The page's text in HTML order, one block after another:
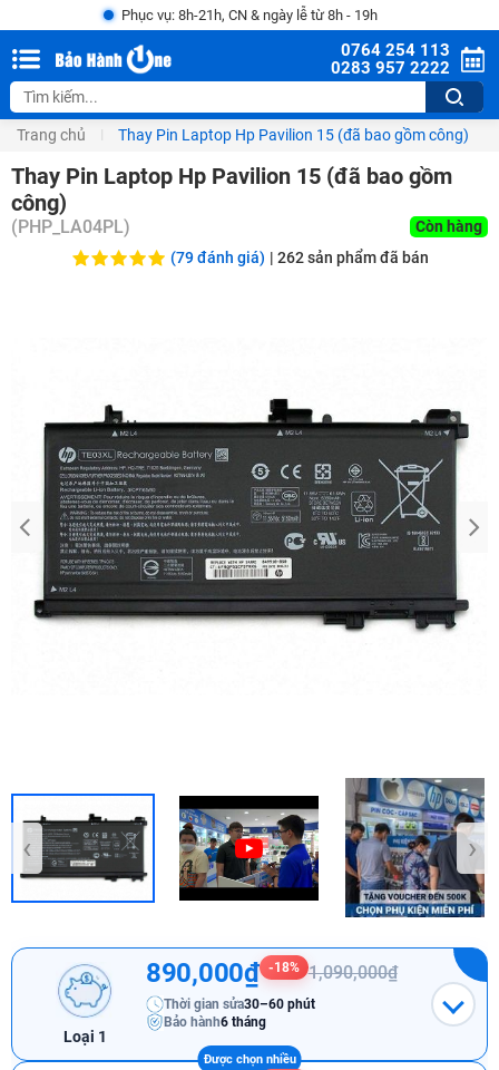
Phục vụ: 8h-21h, CN & ngày lễ từ 8h - 19h
0764 254 113
0283 957 2222
Trang chủ Thay Pin Laptop Hp Pavilion 15 (đã bao gồm công)
Thay Pin Laptop Hp Pavilion 15 (đã bao gồm
công)
(PHP_LA04PL)
Còn hàng
(79 đánh giá) | 262sản phẩm đã bán
‹ ›
Loại 1
890,000₫ -18% 1,090,000₫
Thời gian sửa30–60 phút
Bảo hành6 tháng